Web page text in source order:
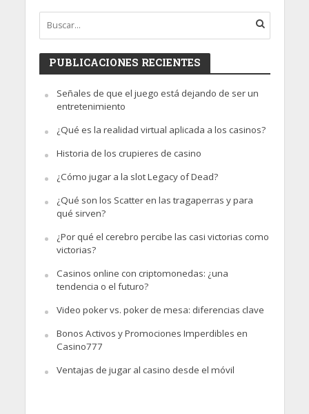
PUBLICACIONES RECIENTES
Señales de que el juego está dejando de ser un
entretenimiento
¿Qué es la realidad virtual aplicada a los casinos?
Historia de los crupieres de casino
¿Cómo jugar a la slot Legacy of Dead?
¿Qué son los Scatter en las tragaperras y para
qué sirven?
¿Por qué el cerebro percibe las casi victorias como
victorias?
Casinos online con criptomonedas: ¿una
tendencia o el futuro?
Video poker vs. poker de mesa: diferencias clave
Bonos Activos y Promociones Imperdibles en
Casino777
Ventajas de jugar al casino desde el móvil